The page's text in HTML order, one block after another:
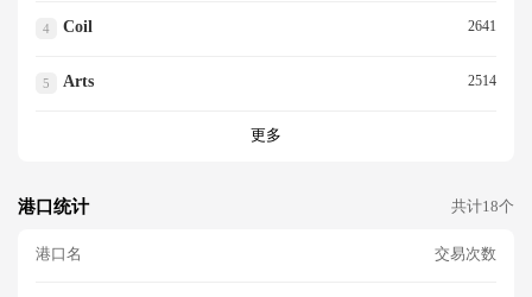
4 Coil 2641
5 Arts 2514
更多
港口统计 共计18个
港口名 交易次数